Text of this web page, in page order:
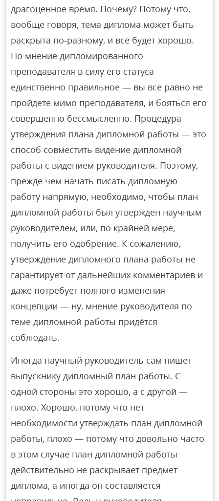
драгоценное время. Почему? Потому что,
вообще говоря, тема диплома может быть
раскрыта по-разному, и все будет хорошо.
Но мнение дипломированного
преподавателя в силу его статуса
единственно правильное — вы все равно не
пройдете мимо преподавателя, и бояться его
совершенно бессмысленно. Процедура
утверждения плана дипломной работы — это
способ совместить видение дипломной
работы с видением руководителя. Поэтому,
прежде чем начать писать дипломную
работу напрямую, необходимо, чтобы план
дипломной работы был утвержден научным
руководителем, или, по крайней мере,
получить его одобрение. К сожалению,
утверждение дипломного плана работы не
гарантирует от дальнейших комментариев и
даже потребует полного изменения
концепции — ну, мнение руководителя по
теме дипломной работы придётся
соблюдать.
Иногда научный руководитель сам пишет
выпускнику дипломный план работы. С
одной стороны это хорошо, а с другой —
плохо. Хорошо, потому что нет
необходимости утверждать план дипломной
работы, плохо — потому что довольно часто
в этом случае план дипломной работы
действительно не раскрывает предмет
диплома, а иногда он составляется